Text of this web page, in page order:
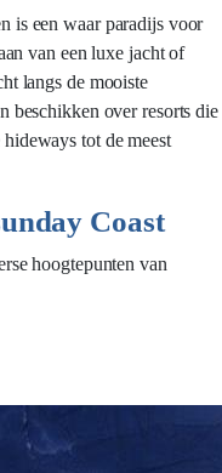
is een waar paradijs voor
van een luxe jacht of
langs de mooiste
beschikken over resorts die
tot de meest
Coast
hoogtepunten van